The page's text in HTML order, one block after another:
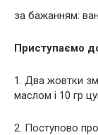
за бажанням:
Приступаємо
1. Два жовтки
маслом і 10 гр
2. Поступово